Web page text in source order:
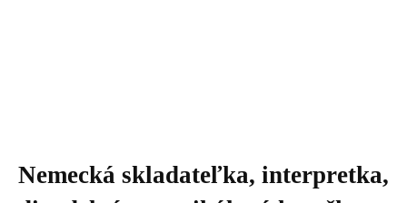
Nemecká skladateľka, interpretka,